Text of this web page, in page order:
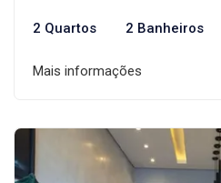
2 Quartos 2 Banheiros
Mais informações